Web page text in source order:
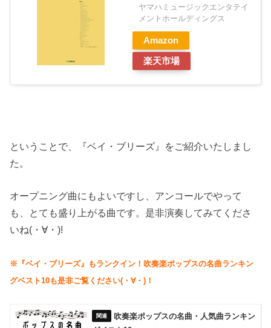
ヤマハミュージックエンタテイ
メントホールディングス
Amazon
楽天市場
ということで、『ベイ・ブリーズ』をご紹介いたしまし
た。
オープニング曲にもよいですし、アンコールでやって
も、とても盛り上がる曲です。是非演奏してみてくださ
いね(・∀・)!
※『ベイ・ブリーズ』もランクイン！吹奏楽ポップスの名曲ランキン
グベスト10も是非ご覧ください(・∀・)！
吹奏楽ポップスの名曲・人気曲ランキン